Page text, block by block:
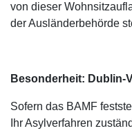
von dieser
der Ausländerbehörde
Besonderheit: Dublin-
Sofern das BAMF
Ihr Asylverfahren